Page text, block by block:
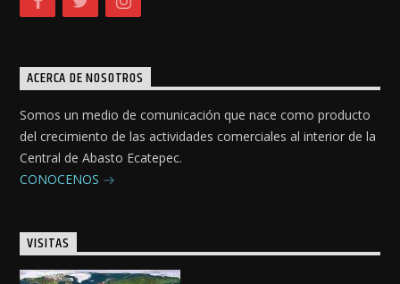
ACERCA DE NOSOTROS
Somos un medio de comunicación que nace como producto
del crecimiento de las actividades comerciales al interior de la
Central de Abasto Ecatepec.
CONOCENOS
VISITAS